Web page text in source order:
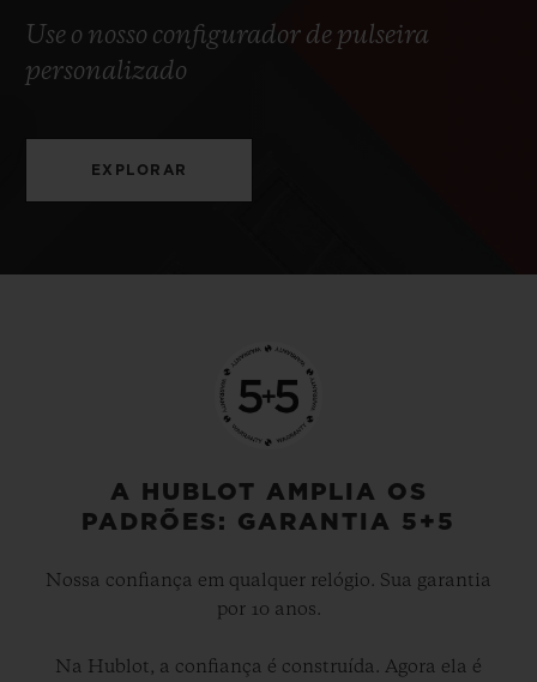
Use o nosso configurador de pulseira
personalizado
EXPLORAR
A HUBLOT AMPLIA OS
PADRÕES: GARANTIA 5+5
Nossa confiança em qualquer relógio. Sua garantia
por 10 anos.
Na Hublot, a confiança é construída. Agora ela é